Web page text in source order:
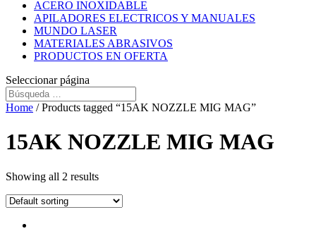
ACERO INOXIDABLE
APILADORES ELECTRICOS Y MANUALES
MUNDO LASER
MATERIALES ABRASIVOS
PRODUCTOS EN OFERTA
Seleccionar página
Home / Products tagged “15AK NOZZLE MIG MAG”
15AK NOZZLE MIG MAG
Showing all 2 results